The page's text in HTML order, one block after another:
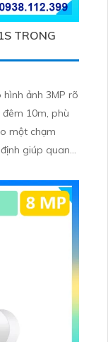
TRONG
hình ảnh 3MP rõ
10m, phù
giúp quan
gia đình và văn